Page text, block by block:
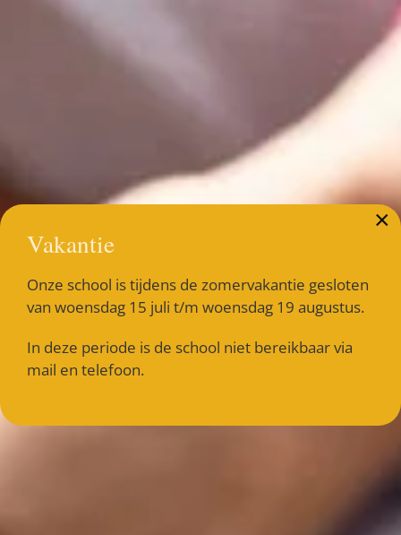
×
Vakantie
Onze school is tijdens de zomervakantie gesloten
van woensdag 15 juli t/m woensdag 19 augustus.
In deze periode is de school niet bereikbaar via
mail en telefoon.